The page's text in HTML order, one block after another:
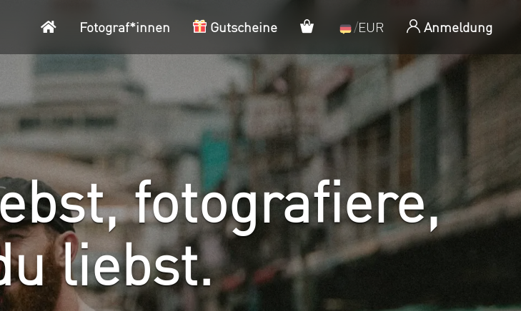
Startseite
Fotograf*innen Gutscheine Mein Warenkorb
/EUR Anmeldung
fotografiere,
liebst.